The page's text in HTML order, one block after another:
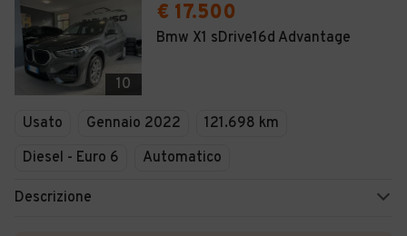
10
€ 17.500
Bmw X1 sDrive16d Advantage
Usato Gennaio 2022
121.698 km
Diesel - Euro 6
Automatico
Descrizione